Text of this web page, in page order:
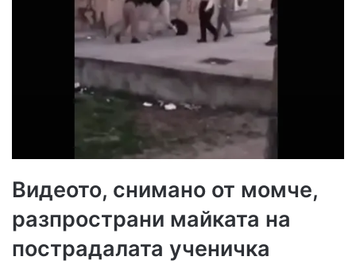
Видеото, снимано от момче,
разпространи майката на
пострадалата ученичка